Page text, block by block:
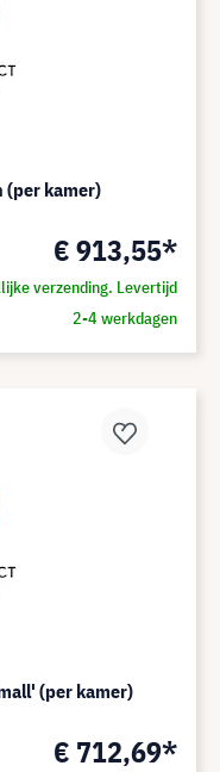
(per kamer)
€ 913,55*
verzending. Levertijd
2-4 werkdagen
(per kamer)
€ 712,69*